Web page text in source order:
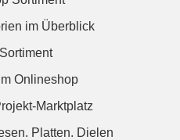
im Überblick
Onlineshop
Marktplatz
Platten. Dielen